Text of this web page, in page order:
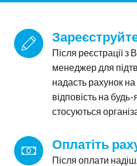
Після реєстрації
менеджер для
надасть рахунок
відповість на
стосуються
Оплатіть
Після оплати